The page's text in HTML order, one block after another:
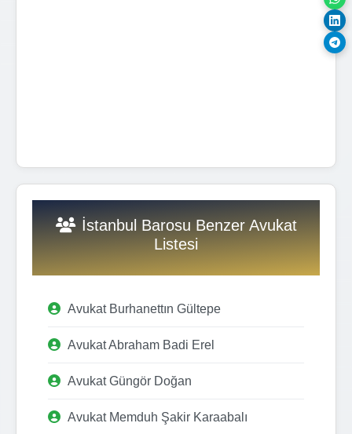
İstanbul Barosu Benzer Avukat
Listesi
Avukat Burhanettın Gültepe
Avukat Abraham Badi Erel
Avukat Güngör Doğan
Avukat Memduh Şakir Karaabalı